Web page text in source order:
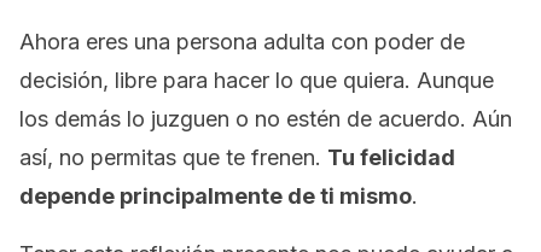
Ahora eres una persona adulta con poder de
decisión, libre para hacer lo que quiera. Aunque
los demás lo juzguen o no estén de acuerdo. Aún
así, no permitas que te frenen. Tu felicidad
depende principalmente de ti mismo.